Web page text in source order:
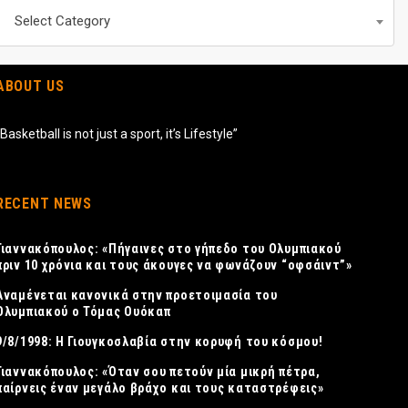
Select Category
US
is not just a sport, it’s Lifestyle”
NEWS
«Πήγαινες στο γήπεδο του Ολυμπιακού
10 χρόνια και τους άκουγες να φωνάζουν “οφσάιντ”»
κανονικά στην προετοιμασία του
ο Τόμας Ουόκαπ
8/1998: Η Γιουγκοσλαβία στην κορυφή του κόσμου!
«Όταν σου πετούν μία μικρή πέτρα,
έναν μεγάλο βράχο και τους καταστρέφεις»